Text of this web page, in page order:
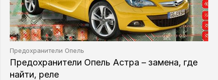
Предохранители Опель
Предохранители Опель Астра – замена, где
найти, реле